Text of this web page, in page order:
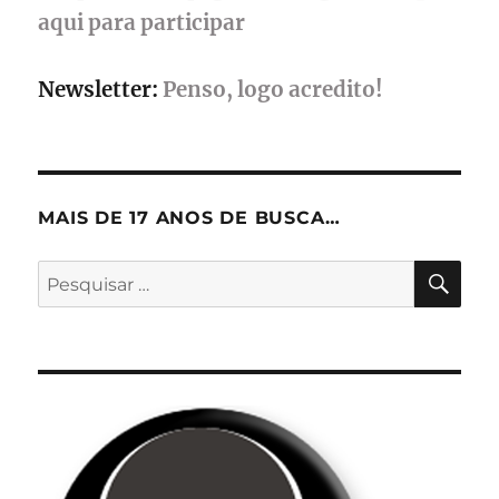
aqui para participar
Newsletter: Penso, logo acredito!
MAIS DE 17 ANOS DE BUSCA…
Pesquisar
por: